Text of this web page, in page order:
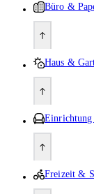
Büro &
Haus &
Freizeit &